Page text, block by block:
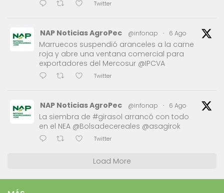
Twitter
NAP Noticias AgroPec @infonap · 6 Ago
Marruecos suspendió aranceles a la carne
roja y abre una ventana comercial para
exportadores del Mercosur @IPCVA
Twitter
NAP Noticias AgroPec @infonap · 6 Ago
La siembra de #girasol arrancó con todo
en el NEA @Bolsadecereales @asagirok
Twitter
Load More